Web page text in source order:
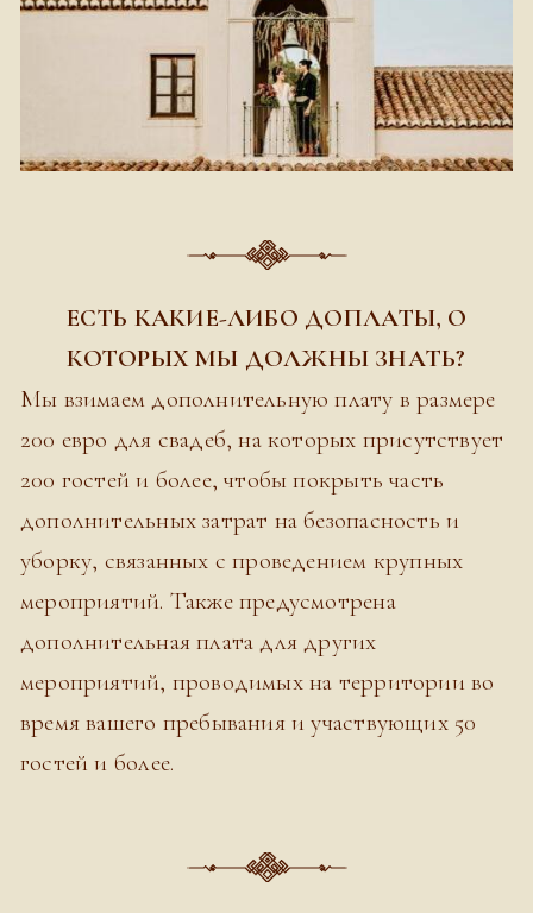
ЕСТЬ КАКИЕ-ЛИБО ДОПЛАТЫ, О
КОТОРЫХ МЫ ДОЛЖНЫ ЗНАТЬ?
Мы взимаем дополнительную плату в размере
200 евро для свадеб, на которых присутствует
200 гостей и более, чтобы покрыть часть
дополнительных затрат на безопасность и
уборку, связанных с проведением крупных
мероприятий. Также предусмотрена
дополнительная плата для других
мероприятий, проводимых на территории во
время вашего пребывания и участвующих 50
гостей и более.